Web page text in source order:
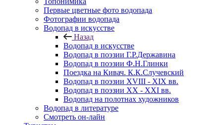
Первые цветные фото водопада
Фотографии водопада
Водопад в искусстве
Назад
Водопад в искусстве
Водопад в поэзии Г.Р.Державина
Водопад в поэзии Ф.Н.Глинки
Поездка на Кивач. К.К.Случевский
Водопад в поэзии XVIII - XIX вв.
Водопад в поэзии XX - XXI вв.
Водопад на полотнах художников
Водопад в литературе
Смотреть он-лайн